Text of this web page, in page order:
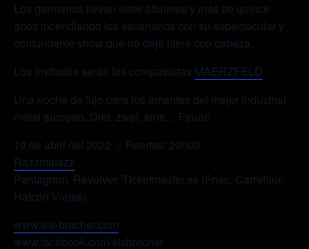
Los germanos llevan siete álbumes y más de quince
años incendiando los escenarios con su espectacular y
contundente show que no deja títere con cabeza.
Los invitados serán los compatriotas MAERZFELD.
Una noche de lujo para los amantes del mejor industrial
metal europeo. Drei, zwei, eins… Feuer!
19 de abril del 2022 – Puertas: 20h00
Razzmatazz
Pentagram, Revolver, Ticketmaster.es (Fnac, Carrefour,
Halcón Viajes)
www.eis-brecher.com
www.facebook.com/eisbrecher